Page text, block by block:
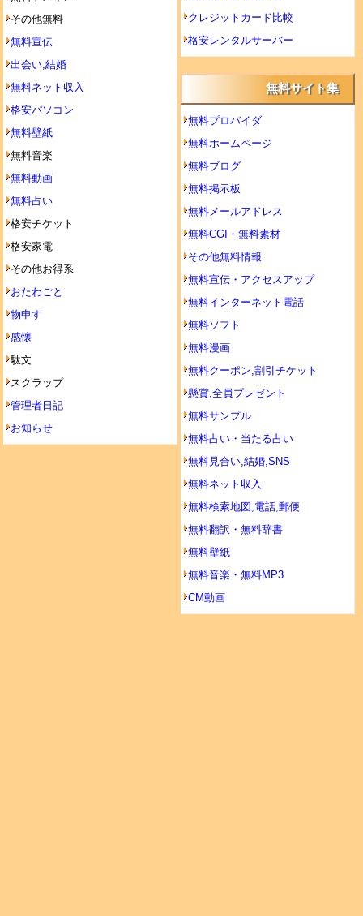
その他無料
無料宣伝
出会い,結婚
無料ネット収入
格安パソコン
無料壁紙
無料音楽
無料動画
無料占い
格安チケット
格安家電
その他お得系
おたわごと
物申す
感懐
駄文
スクラップ
管理者日記
お知らせ
クレジットカード比較
格安レンタルサーバー
無料サイト集
無料プロバイダ
無料ホームページ
無料ブログ
無料掲示板
無料メールアドレス
無料CGI・無料素材
その他無料情報
無料宣伝・アクセスアップ
無料インターネット電話
無料ソフト
無料漫画
無料クーポン,割引チケット
懸賞,全員プレゼント
無料サンプル
無料占い・当たる占い
無料見合い,結婚,SNS
無料ネット収入
無料検索地図,電話,郵便
無料翻訳・無料辞書
無料壁紙
無料音楽・無料MP3
CM動画